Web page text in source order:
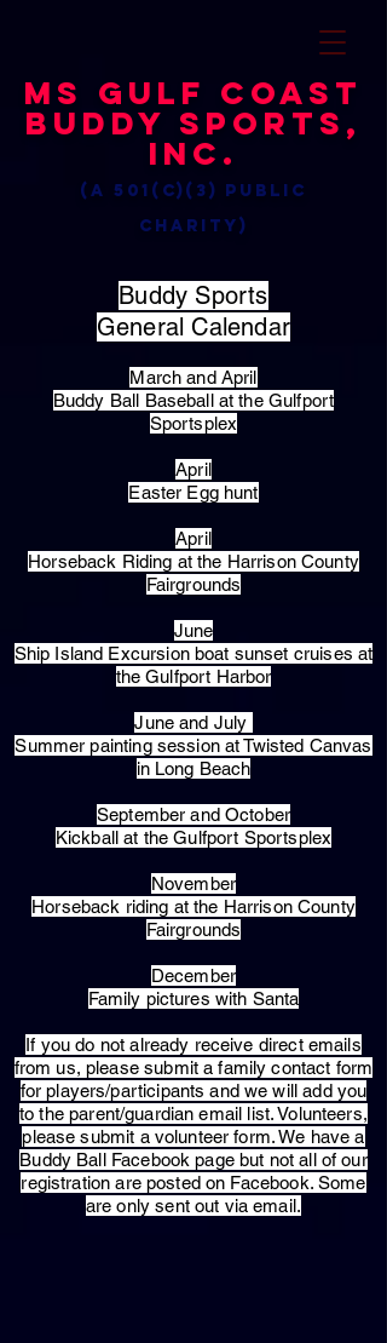
MS Gulf Coast
Buddy Sports,
Inc.
(a 501(c)(3) public
charity)
Buddy Sports
General Calendar
March and April
Buddy Ball Baseball at the Gulfport
Sportsplex
April
Easter Egg hunt
April
Horseback Riding at the Harrison County
Fairgrounds
June
Ship Island Excursion boat sunset cruises at
the Gulfport Harbor
June and July
Summer painting session at Twisted Canvas
in Long Beach
September and October
Kickball at the Gulfport Sportsplex
November
Horseback riding at the Harrison County
Fairgrounds
December
Family pictures with Santa
​If you do not already receive direct emails
from us, please submit a family contact form
for players/participants and we will add you
to the parent/guardian email list. Volunteers,
please submit a volunteer form. We have a
Buddy Ball Facebook page but not all of our
registration are posted on Facebook. Some
are only sent out via email.